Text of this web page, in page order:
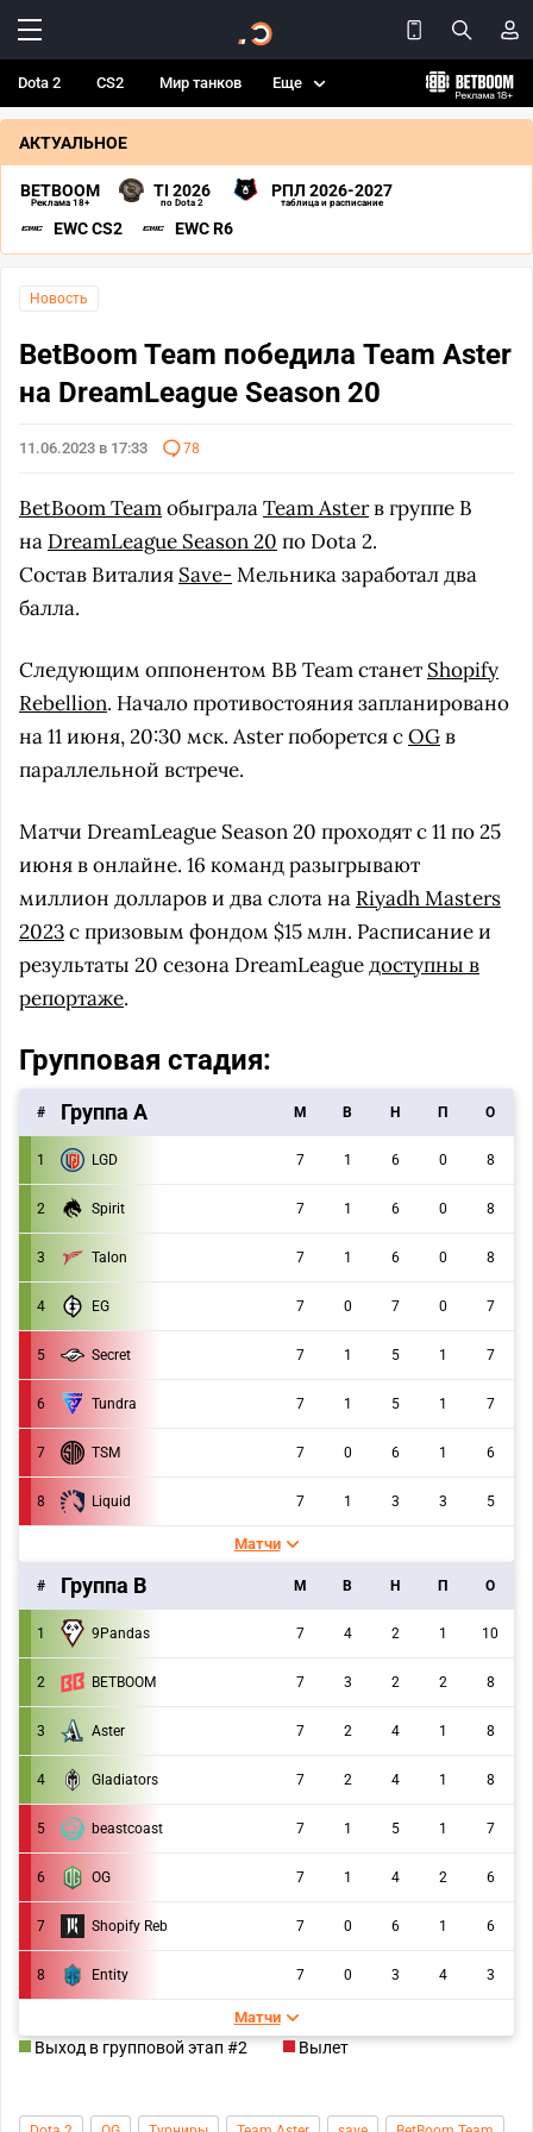
Dota 2 CS2 Мир танков Еще
АКТУАЛЬНОЕ
BETBOOM
Реклама 18+
TI 2026
по Dota 2
РПЛ 2026-2027
таблица и расписание
EWC CS2 EWC R6
Новость
BetBoom Team победила Team Aster
на DreamLeague Season 20
11.06.2023 в 17:33 78
BetBoom TeamобыгралаTeam Asterв группе B
на DreamLeague Season 20 по Dota 2.
Состав Виталия Save-Мельника заработал два
балла.
Следующим оппонентом BB Team станет Shopify
Rebellion. Начало противостояния запланировано
на 11 июня, 20:30 мск. Aster поборется сOGв
параллельной встрече.
Матчи DreamLeague Season 20 проходят с 11 по 25
июня в онлайне. 16 команд разыгрывают
миллион долларов и два слота на Riyadh Masters
2023с призовым фондом $15 млн. Расписание и
результаты 20 сезона DreamLeagueдоступны в
репортаже.
Групповая стадия:
# Группа А M В Н П О
1 LGD 7 1 6 0 8
2 Spirit 7 1 6 0 8
3 Talon 7 1 6 0 8
4 EG 7 0 7 0 7
5 Secret 7 1 5 1 7
6 Tundra 7 1 5 1 7
7 TSM 7 0 6 1 6
8 Liquid 7 1 3 3 5
Матчи
# Группа B M В Н П О
1 9Pandas 7 4 2 1 10
2 BETBOOM 7 3 2 2 8
3 Aster 7 2 4 1 8
4 Gladiators 7 2 4 1 8
5 beastcoast 7 1 5 1 7
6 OG 7 1 4 2 6
7 Shopify Reb 7 0 6 1 6
8 Entity 7 0 3 4 3
Матчи
Выход в групповой этап #2 Вылет